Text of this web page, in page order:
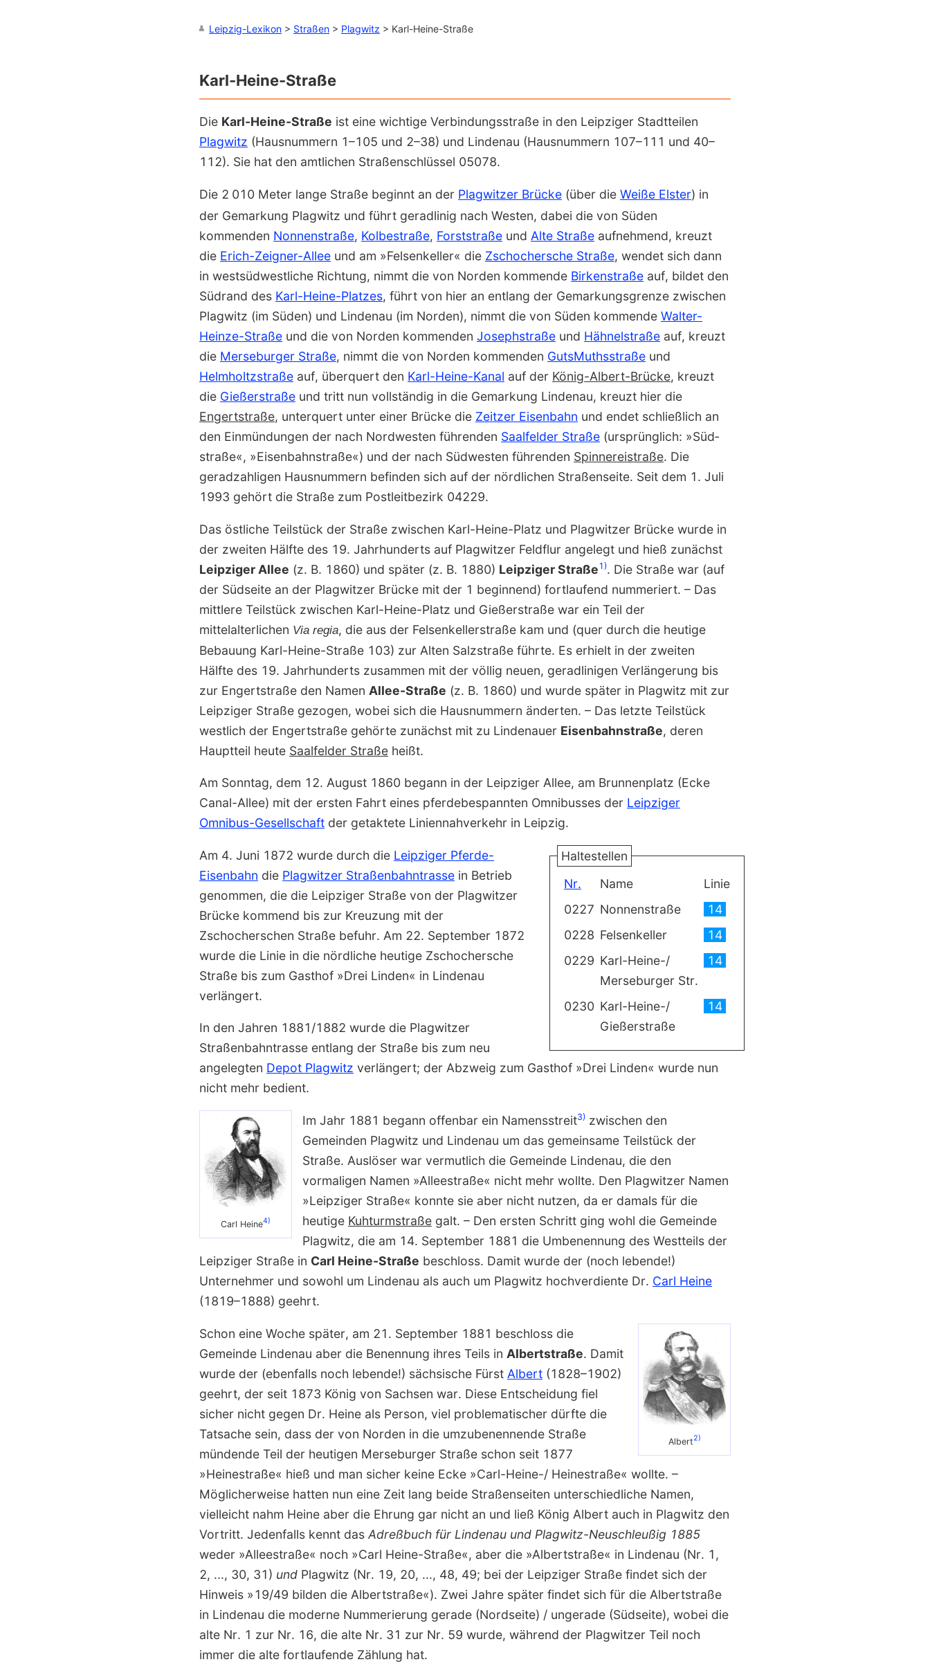
Leipzig-Lexikon > Straßen > Plagwitz > Karl-Heine-Straße
Karl-Heine-Straße
Die Karl-Heine-Straße ist eine wichtige Verbindungsstraße in den Leipziger Stadtteilen
Plagwitz (Hausnummern 1–105 und 2–38) und Lindenau (Hausnummern 107–111 und 40–
112). Sie hat den amtlichen Straßenschlüssel 05078.
Die 2 010 Meter lange Straße beginnt an der Plagwitzer Brücke (über die Weiße Elster) in
der Gemarkung Plagwitz und führt geradlinig nach Westen, dabei die von Süden
kommenden Nonnenstraße, Kolbestraße, Forststraße und Alte Straße auf­nehmend, kreuzt
die Erich-Zeigner-Allee und am »Felsenkeller« die Zschochersche Straße, wendet sich dann
in westsüdwestliche Richtung, nimmt die von Norden kommende Birkenstraße auf, bildet den
Südrand des Karl-Heine-Platzes, führt von hier an entlang der Gemarkungsgrenze zwischen
Plagwitz (im Süden) und Lindenau (im Norden), nimmt die von Süden kommende Walter-
Heinze-Straße und die von Norden kommenden Josephstraße und Hähnelstraße auf, kreuzt
die Merseburger Straße, nimmt die von Norden kommenden GutsMuthsstraße und
Helmholtzstraße auf, überquert den Karl-Heine-Kanal auf der König-Albert-Brücke, kreuzt
die Gießerstraße und tritt nun vollständig in die Gemarkung Lindenau, kreuzt hier die
Engertstraße, unterquert unter einer Brücke die Zeitzer Eisenbahn und endet schließlich an
den Einmündungen der nach Nordwesten führenden Saalfelder Straße (ursprünglich: »Süd­
straße«, »Eisenbahn­straße«) und der nach Südwesten führenden Spinnereistraße. Die
geradzahligen Hausnummern befinden sich auf der nördlichen Straßenseite. Seit dem 1. Juli
1993 gehört die Straße zum Postleitbezirk 04229.
Das östliche Teilstück der Straße zwischen Karl-Heine-Platz und Plagwitzer Brücke wurde in
der zweiten Hälfte des 19. Jahrhunderts auf Plagwitzer Feldflur angelegt und hieß zunächst
Leipziger Allee (z. B. 1860) und später (z. B. 1880) Leipziger Straße 1). Die Straße war (auf
der Südseite an der Plagwitzer Brücke mit der 1 beginnend) fortlaufend nummeriert. – Das
mittlere Teilstück zwischen Karl-Heine-Platz und Gießerstraße war ein Teil der
mittelalterlichen Via regia, die aus der Felsenkellerstraße kam und (quer durch die heutige
Bebauung Karl-Heine-Straße 103) zur Alten Salzstraße führte. Es erhielt in der zweiten
Hälfte des 19. Jahrhunderts zusammen mit der völlig neuen, geradlinigen Verlängerung bis
zur Engertstraße den Namen Allee-Straße (z. B. 1860) und wurde später in Plagwitz mit zur
Leipziger Straße gezogen, wobei sich die Hausnummern änderten. – Das letzte Teilstück
westlich der Engertstraße gehörte zunächst mit zu Lindenauer Eisenbahnstraße, deren
Hauptteil heute Saal­felder Straße heißt.
Am Sonntag, dem 12. August 1860 begann in der Leipziger Allee, am Brunnen­platz (Ecke
Canal-Allee) mit der ersten Fahrt eines pferde­bespannten Omnibusses der Leipziger
Omnibus-Gesellschaft der getaktete Linien­nahverkehr in Leipzig.
Haltestellen
Nr.
Name
Linie
0227 Nonnenstraße
14
0228 Felsenkeller
14
0229 Karl-Heine-/
Merseburger Str.
14
0230 Karl-Heine-/
Gießerstraße
14
Am 4. Juni 1872 wurde durch die Leipziger Pferde-
Eisenbahn die Plagwitzer Straßenbahntrasse in Betrieb
genommen, die die Leipziger Straße von der Plagwitzer
Brücke kommend bis zur Kreuzung mit der
Zschocherschen Straße befuhr. Am 22. September 1872
wurde die Linie in die nördliche heutige Zschochersche
Straße bis zum Gasthof »Drei Linden« in Lindenau
verlängert.
In den Jahren 1881/1882 wurde die Plagwitzer
Straßenbahntrasse entlang der Straße bis zum neu
angelegten Depot Plagwitz verlängert; der Abzweig zum Gasthof »Drei Linden« wurde nun
nicht mehr bedient.
Carl Heine4)
Im Jahr 1881 begann offenbar ein Namens­streit3)zwischen den
Gemeinden Plagwitz und Lindenau um das gemeinsame Teil­stück der
Straße. Auslöser war vermutlich die Gemeinde Lindenau, die den
vormaligen Namen »Allee­straße« nicht mehr wollte. Den Plagwitzer Namen
»Leipziger Straße« konnte sie aber nicht nutzen, da er damals für die
heutige Kuhturm­straßegalt. – Den ersten Schritt ging wohl die Gemeinde
Plagwitz, die am 14. September 1881 die Umbenennung des West­teils der
Leipziger Straße in Carl Heine-Straße beschloss. Damit wurde der (noch lebende!)
Unternehmer und sowohl um Lindenau als auch um Plagwitz hochverdiente Dr. Carl Heine
(1819–1888) geehrt.
Albert2)
Schon eine Woche später, am 21. September 1881 beschloss die
Gemeinde Lindenau aber die Benennung ihres Teils in Albertstraße. Damit
wurde der (ebenfalls noch lebende!) sächsische Fürst Albert (1828–1902)
geehrt, der seit 1873 König von Sachsen war. Diese Entscheidung fiel
sicher nicht gegen Dr. Heine als Person, viel problematischer dürfte die
Tatsache sein, dass der von Norden in die umzubenennende Straße
mündende Teil der heutigen Merseburger Straße schon seit 1877
»Heinestraße« hieß und man sicher keine Ecke »Carl-Heine-/ Heinestraße« wollte. –
Möglicherweise hatten nun eine Zeit lang beide Straßenseiten unterschiedliche Namen,
vielleicht nahm Heine aber die Ehrung gar nicht an und ließ König Albert auch in Plagwitz den
Vortritt. Jedenfalls kennt das Adreßbuch für Lindenau und Plagwitz-Neuschleußig 1885
weder »Alleestraße« noch »Carl Heine-Straße«, aber die »Albertstraße« in Lindenau (Nr. 1,
2, ..., 30, 31) und Plagwitz (Nr. 19, 20, ..., 48, 49; bei der Leipziger Straße findet sich der
Hinweis »19/49 bilden die Albertstraße«). Zwei Jahre später findet sich für die Albertstraße
in Lindenau die moderne Nummerierung gerade (Nordseite) / ungerade (Südseite), wobei die
alte Nr. 1 zur Nr. 16, die alte Nr. 31 zur Nr. 59 wurde, während der Plagwitzer Teil noch
immer die alte fortlaufende Zählung hat.